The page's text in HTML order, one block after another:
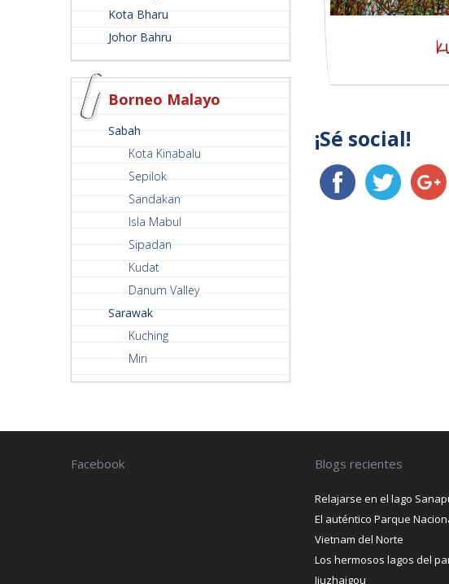
Kota Bharu
Johor Bahru
Borneo Malayo
Sabah
Kota Kinabalu
Sepilok
Sandakan
Isla Mabul
Sipadan
Kudat
Danum Valley
Sarawak
Kuching
Miri
¡Sé social!
Facebook Blogs recientes
Relajarse en el lago
El auténtico Parque
Vietnam del Norte
Los hermosos lagos del
Jiuzhaigou